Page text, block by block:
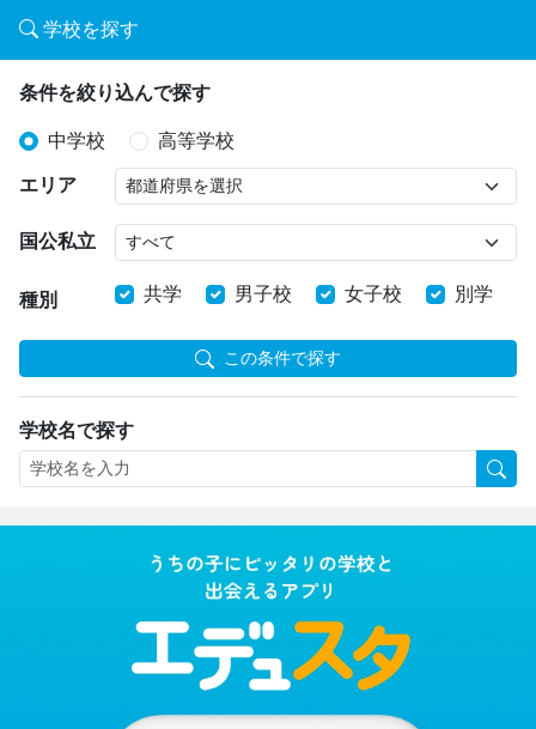
学校を探す
条件を絞り込んで探す
中学校 高等学校
エリア
国公私立
種別 共学 男子校 女子校 別学
この条件で探す
学校名で探す